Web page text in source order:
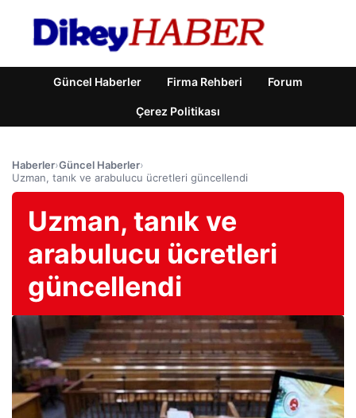
Güncel Haberler Firma Rehberi Forum
Çerez Politikası
Haberler›Güncel Haberler›
Uzman, tanık ve arabulucu ücretleri güncellendi
Uzman, tanık ve
arabulucu ücretleri
güncellendi